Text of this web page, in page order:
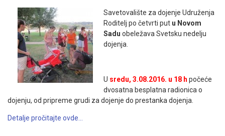
Savetovalište za dojenje Udruženja
Roditelj po četvrti put u Novom
Sadu obeležava Svetsku nedelju
dojenja.
U sredu, 3.08.2016. u 18 h počeće
dvosatna besplatna radionica o
dojenju, od pripreme grudi za dojenje do prestanka dojenja.
Detalje pročitajte ovde…